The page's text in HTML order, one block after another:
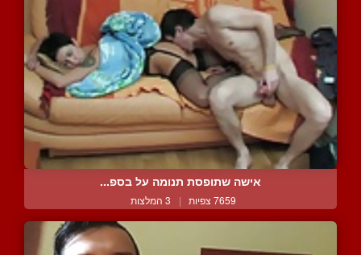
אישה שתופסת תנומה על בספ...
7659 צפיות | 3 המלצות